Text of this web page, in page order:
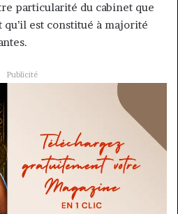
particularité du cabinet que
est constitué à majorité
Publicité